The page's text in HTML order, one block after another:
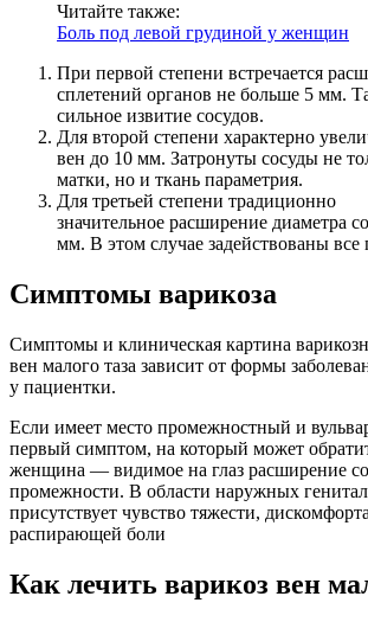
Читайте также:
Боль под левой грудиной у женщин
При первой степени встречается
сплетений органов не больше 5 мм.
сильное извитие сосудов.
Для второй степени характерно
вен до 10 мм. Затронуты сосуды не
матки, но и ткань параметрия.
Для третьей степени традиционно
значительное расширение диаметра
мм. В этом случае задействованы все
Симптомы варикоза
Симптомы и клиническая картина
вен малого таза зависит от формы
у пациентки.
Если имеет место промежностный и
первый симптом, на который может
женщина — видимое на глаз расширение
промежности. В области наружных
присутствует чувство тяжести,
распирающей боли
Как лечить варикоз вен